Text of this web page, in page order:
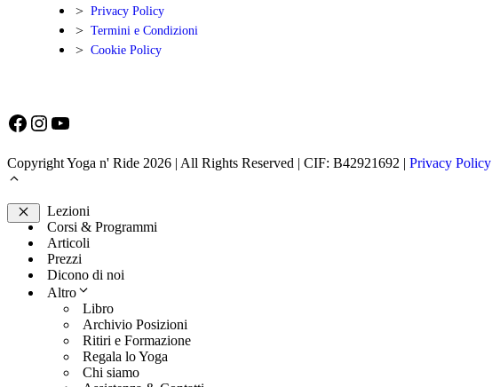
Privacy Policy
Termini e Condizioni
Cookie Policy
Facebook
Instagram
YouTube
Copyright Yoga n' Ride 2026 | All Rights Reserved | CIF: B42921692 | Privacy Policy
Chiudi
Lezioni
Corsi & Programmi
Articoli
Prezzi
Dicono di noi
Altro
Libro
Archivio Posizioni
Ritiri e Formazione
Regala lo Yoga
Chi siamo